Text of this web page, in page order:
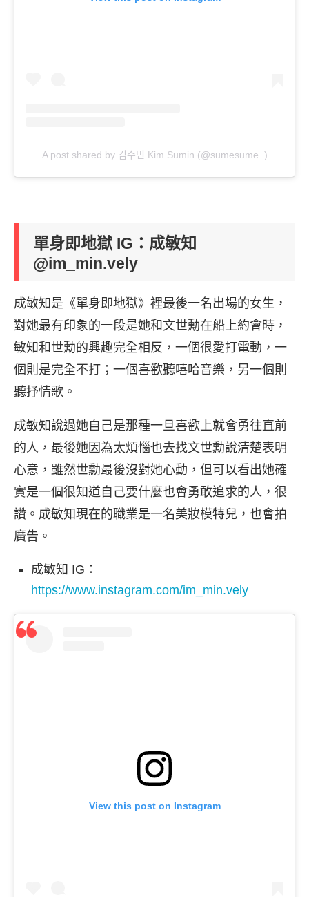
A post shared by 김수민 Kim Sumin (@sumesume_)
單身即地獄 IG：成敏知
@im_min.vely
成敏知是《單身即地獄》裡最後一名出場的女生，
對她最有印象的一段是她和文世勳在船上約會時，
敏知和世勳的興趣完全相反，一個很愛打電動，一
個則是完全不打；一個喜歡聽嘻哈音樂，另一個則
聽抒情歌。
成敏知說過她自己是那種一旦喜歡上就會勇往直前
的人，最後她因為太煩惱也去找文世勳說清楚表明
心意，雖然世勳最後沒對她心動，但可以看出她確
實是一個很知道自己要什麼也會勇敢追求的人，很
讚。成敏知現在的職業是一名美妝模特兒，也會拍
廣告。
成敏知 IG：
https://www.instagram.com/im_min.vely
View this post on Instagram